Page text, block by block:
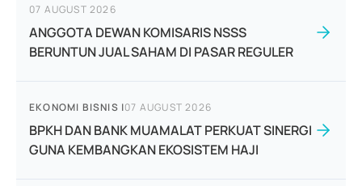
07 AUGUST 2026
ANGGOTA DEWAN KOMISARIS NSSS
BERUNTUN JUAL SAHAM DI PASAR REGULER
EKONOMI BISNIS |07 AUGUST 2026
BPKH DAN BANK MUAMALAT PERKUAT SINERGI
GUNA KEMBANGKAN EKOSISTEM HAJI